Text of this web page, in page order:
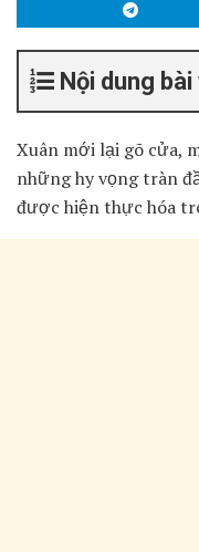
Nội dung
Xuân mới lại gõ cửa,
những hy vọng tràn
được hiện thực hóa